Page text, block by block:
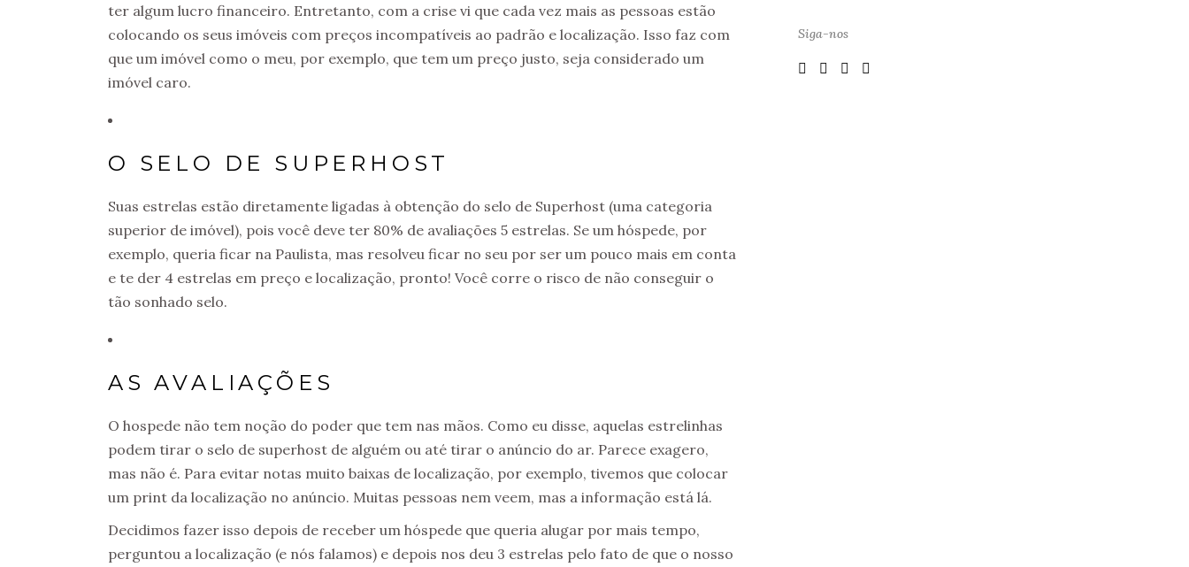
ter algum lucro financeiro. Entretanto, com a crise vi que cada vez mais as pessoas estão
colocando os seus imóveis com preços incompatíveis ao padrão e localização. Isso faz com
que um imóvel como o meu, por exemplo, que tem um preço justo, seja considerado um
imóvel caro.
O SELO DE SUPERHOST
Suas estrelas estão diretamente ligadas à obtenção do selo de Superhost (uma categoria
superior de imóvel), pois você deve ter 80% de avaliações 5 estrelas. Se um hóspede, por
exemplo, queria ficar na Paulista, mas resolveu ficar no seu por ser um pouco mais em conta
e te der 4 estrelas em preço e localização, pronto! Você corre o risco de não conseguir o
tão sonhado selo.
AS AVALIAÇÕES
O hospede não tem noção do poder que tem nas mãos. Como eu disse, aquelas estrelinhas
podem tirar o selo de superhost de alguém ou até tirar o anúncio do ar. Parece exagero,
mas não é. Para evitar notas muito baixas de localização, por exemplo, tivemos que colocar
um print da localização no anúncio. Muitas pessoas nem veem, mas a informação está lá.
Decidimos fazer isso depois de receber um hóspede que queria alugar por mais tempo,
perguntou a localização (e nós falamos) e depois nos deu 3 estrelas pelo fato de que o nosso
Siga-nos